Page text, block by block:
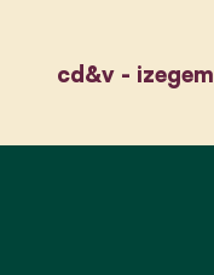
cd&v - izegem